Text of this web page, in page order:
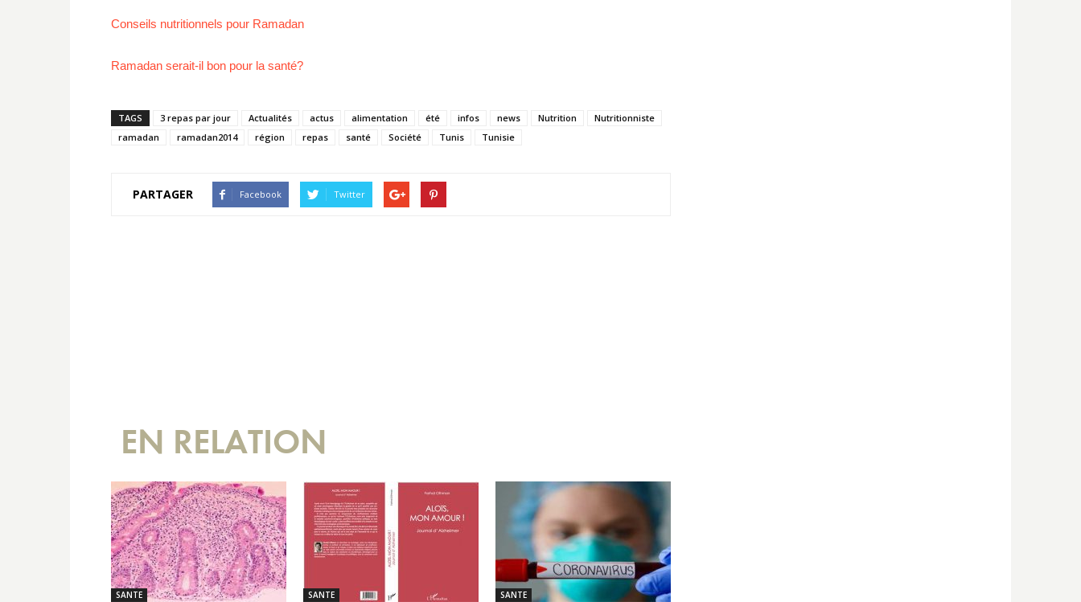
Conseils nutritionnels pour Ramadan
Ramadan serait-il bon pour la santé?
TAGS 3 repas par jour Actualités actus alimentation été infos news Nutrition
Nutritionniste
ramadan
ramadan2014 région repas santé Société Tunis Tunisie
PARTAGER Facebook Twitter
EN RELATION
SANTE SANTE SANTE